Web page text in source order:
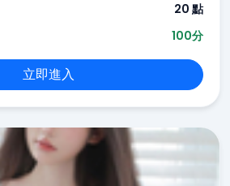
20 點
100分
立即進入